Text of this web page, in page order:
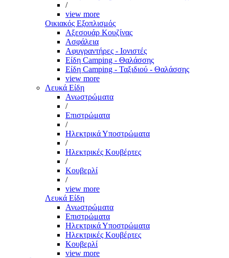
/
view more
Οικιακός Εξοπλισμός
Αξεσουάρ Κουζίνας
Ασφάλεια
Αφυγραντήρες - Ιονιστές
Είδη Camping - Θαλάσσης
Είδη Camping - Ταξιδιού - Θαλάσσης
view more
Λευκά Είδη
Ανωστρώματα
/
Επιστρώματα
/
Ηλεκτρικά Υποστρώματα
/
Ηλεκτρικές Κουβέρτες
/
Κουβερλί
/
view more
Λευκά Είδη
Ανωστρώματα
Επιστρώματα
Ηλεκτρικά Υποστρώματα
Ηλεκτρικές Κουβέρτες
Κουβερλί
view more